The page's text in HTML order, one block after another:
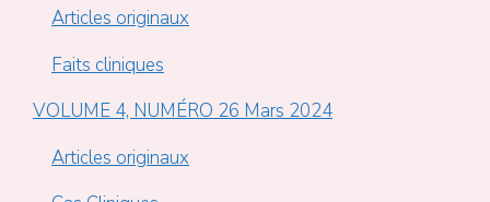
Articles originaux
Faits cliniques
VOLUME 4, NUMÉRO 26 Mars 2024
Articles originaux